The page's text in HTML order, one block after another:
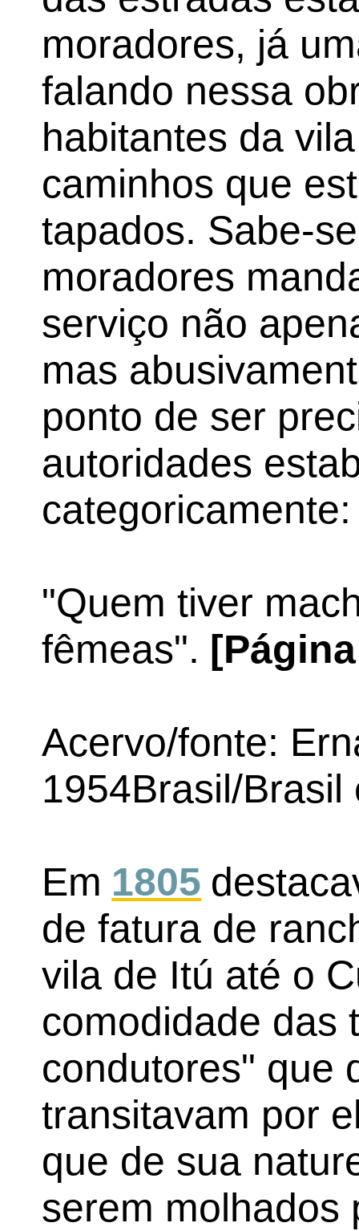
moradores, já
falando nessa
habitantes da
caminhos que
tapados. Sabe-
moradores
serviço não
mas
ponto de ser
autoridades
categoricamente:
"Quem tiver
fêmeas".
Acervo/fonte:
1954Brasil/
Em 1805
de fatura de
vila de Itú até o
comodidade das
condutores" que
transitavam por
que de sua
serem molhados